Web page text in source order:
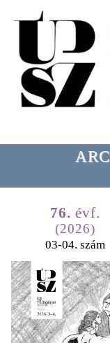
76. évf.
(2026)
03-04. szám